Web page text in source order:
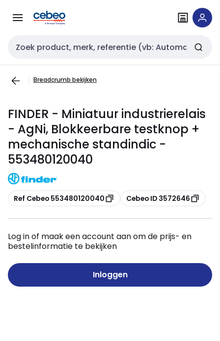
naar
naar
Zoekveld invoer
Breadcrumb bekijken
FINDER - Miniatuur industrierelais
- AgNi, Blokkeerbare testknop +
mechanische standindic -
553480120040
Kopiëren
Ref Cebeo 553480120040 Kopiëren
Cebeo ID 3572646
Log in of maak een account aan om de prijs- en
bestelinformatie te bekijken
Inloggen